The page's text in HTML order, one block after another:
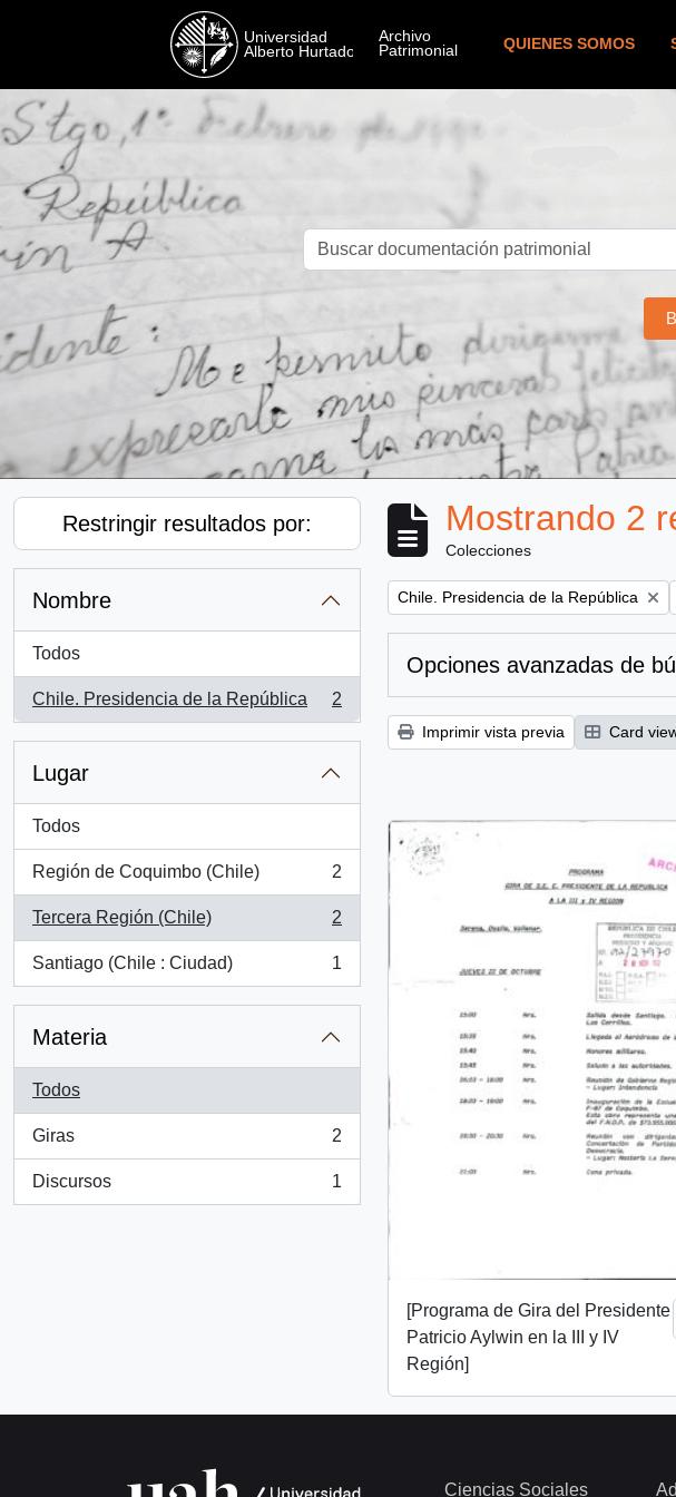
QUIENES SOMOS
Restringir resultados por:
Nombre
Todos
Chile. Presidencia de la República
, 2 resultados
2
Lugar
Todos
Región de Coquimbo (Chile)
, 2 resultados
2
Tercera Región (Chile)
, 2 resultados
2
Santiago (Chile : Ciudad)
, 1 resultados
1
Materia
Todos
Giras
, 2 resultados
2
Discursos
, 1 resultados
1
Mostrando 2
Colecciones
Remove filter:
Chile. Presidencia de la República
Opciones avanzadas de
Imprimir vista previa Card
[Programa de Gira del Presidente
Patricio Aylwin en la III y IV
Región]
Ciencias Sociales